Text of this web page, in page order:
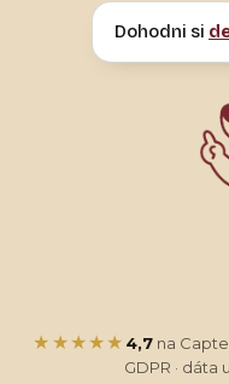
Dohodni si
★★★★★ 4,7na
GDPR · dáta